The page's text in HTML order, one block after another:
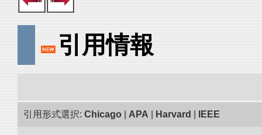
引用情報
引用形式選択: Chicago APA Harvard IEEE